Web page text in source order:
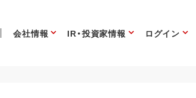
会社情報 IR・投資家情報 ログイン